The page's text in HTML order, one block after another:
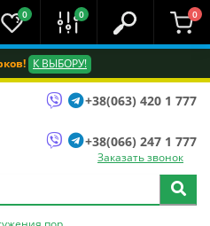
К ВЫБОРУ!
0 0 0
+38(063) 420 1 777
+38(066) 247 1 777
Заказать звонок